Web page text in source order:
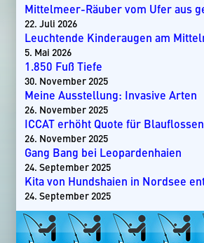
Mittelmeer-Räuber vom Ufer aus
22. Juli 2026
Leuchtende Kinderaugen am
5. Mai 2026
1.850 Fuß Tiefe
30. November 2025
Meine Ausstellung: Invasive Arten
26. November 2025
ICCAT erhöht Quote für
26. November 2025
Gang Bang bei Leopardenhaien
24. September 2025
Kita von Hundshaien in Nordsee
24. September 2025